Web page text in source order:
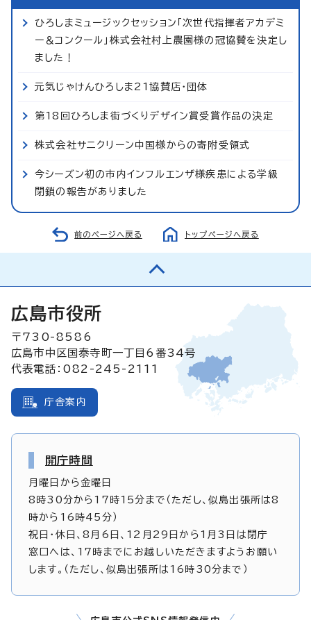
ひろしまミュージックセッション「次世代指揮者アカデミ
ー＆コンクール」株式会社村上農園様の冠協賛を決定し
ました！
元気じゃけんひろしま21協賛店・団体
第18回ひろしま街づくりデザイン賞受賞作品の決定
株式会社サニクリーン中国様からの寄附受領式
今シーズン初の市内インフルエンザ様疾患による学級
閉鎖の報告がありました
前のページへ戻る トップページへ戻る
広島市役所
〒730-8586
広島市中区国泰寺町一丁目6番34号
代表電話：082-245-2111
庁舎案内
開庁時間
月曜日から金曜日
8時30分から17時15分まで（ただし、似島出張所は8
時から16時45分）
祝日・休日、8月6日、12月29日から1月3日は閉庁
窓口へは、17時までにお越しいただきますようお願い
します。（ただし、似島出張所は16時30分まで）